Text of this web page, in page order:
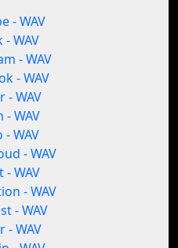
- WAV
WAV
- WAV
- WAV
- WAV
- WAV
- WAV
- WAV
- WAV
- WAV
- WAV
- WAV